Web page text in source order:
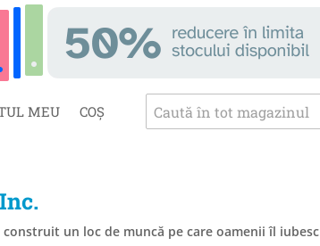
MEU COȘ
construit un loc de muncă pe care oamenii îl iubesc